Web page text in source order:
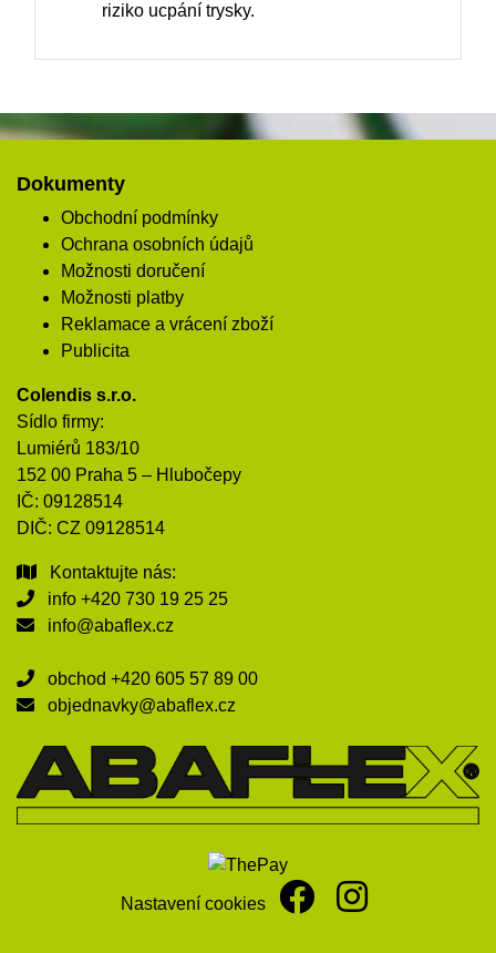
riziko ucpání trysky.
Dokumenty
Obchodní podmínky
Ochrana osobních údajů
Možnosti doručení
Možnosti platby
Reklamace a vrácení zboží
Publicita
Colendis s.r.o.
Sídlo firmy:
Lumiérů 183/10
152 00 Praha 5 – Hlubočepy
IČ: 09128514
DIČ: CZ 09128514
Kontaktujte nás:
info +420 730 19 25 25
info@abaflex.cz
obchod +420 605 57 89 00
objednavky@abaflex.cz
Nastavení cookies